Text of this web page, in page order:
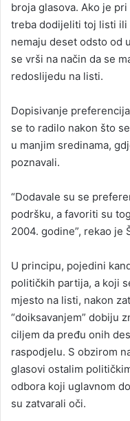
broja glasova. Ako je
treba dodijeliti toj listi ili
nemaju deset odsto od
se vrši na način da se
redoslijedu na listi.
Dopisivanje
se to radilo nakon što
u manjim sredinama,
poznavali.
“Dodavale su se
podršku, a favoriti su
2004. godine”, rekao je
U principu, pojedini
političkih partija, a koji
mjesto na listi, nakon
“doiksavanjem” dobiju
ciljem da pređu onih
raspodjelu. S obzirom
glasovi ostalim
odbora koji uglavnom
su zatvarali oči.